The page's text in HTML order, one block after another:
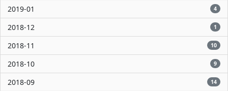
2019-01 4
2018-12 1
2018-11 10
2018-10 9
2018-09 14